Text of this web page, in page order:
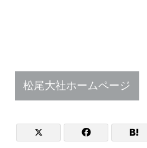
松尾大社ホームページ
  